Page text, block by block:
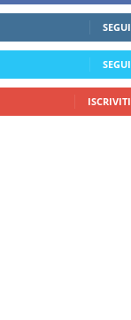
SEGUI
SEGUI
ISCRIVITI